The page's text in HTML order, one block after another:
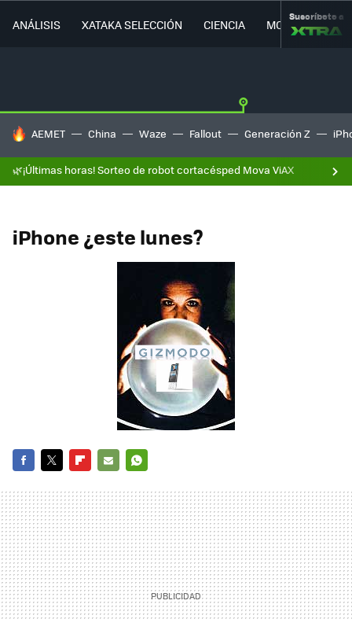
ANÁLISIS XATAKA SELECCIÓN CIENCIA MOVILIDAD
Suscríbete a
HOY SE HABLA DE
AEMET China Waze Fallout Generación Z
🌿¡Últimas horas! Sorteo de robot cortacésped Mova ViAX
iPhone ¿este lunes?
MAIL